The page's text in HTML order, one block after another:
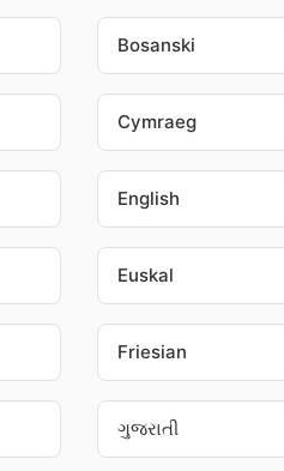
Bosanski
Cymraeg
English
Euskal
Friesian
ગુજરાતી